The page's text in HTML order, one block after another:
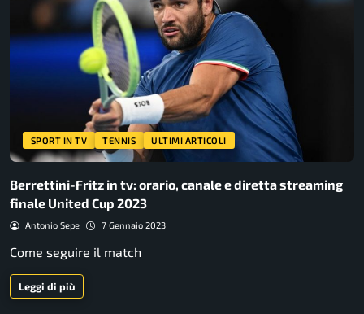
SPORT IN TV TENNIS ULTIMI ARTICOLI
Berrettini-Fritz in tv: orario, canale e diretta streaming
finale United Cup 2023
Antonio Sepe 7 Gennaio 2023
Come seguire il match
Leggi di più